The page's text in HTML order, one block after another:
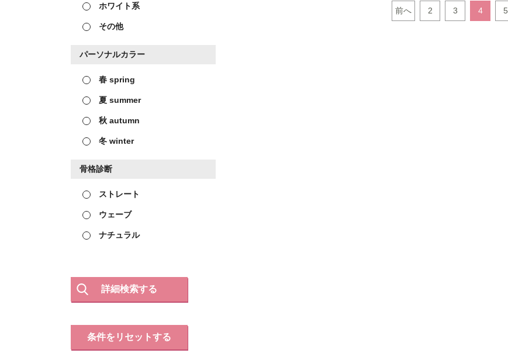
ホワイト系
その他
パーソナルカラー
春 spring
夏 summer
秋 autumn
冬 winter
骨格診断
ストレート
ウェーブ
ナチュラル
前へ 2 3 4 5